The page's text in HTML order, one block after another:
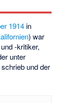
1914 in
) war
-kritiker,
unter
schrieb und der